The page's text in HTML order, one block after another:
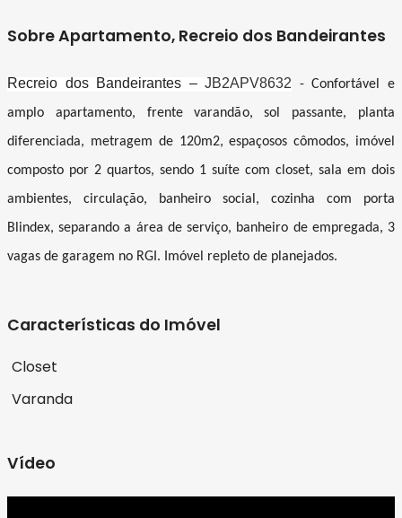
Sobre Apartamento, Recreio dos Bandeirantes
Recreio dos Bandeirantes –JB2APV8632 - Confortável e
amplo apartamento, frente varandão, sol passante, planta
diferenciada, metragem de 120m2, espaçosos cômodos, imóvel
composto por 2 quartos, sendo 1 suíte com closet, sala em dois
ambientes, circulação, banheiro social, cozinha com porta
Blindex, separando a área de serviço, banheiro de empregada, 3
vagas de garagem no RGI. Imóvel repleto de planejados.
Características do Imóvel
Closet
Varanda
Vídeo